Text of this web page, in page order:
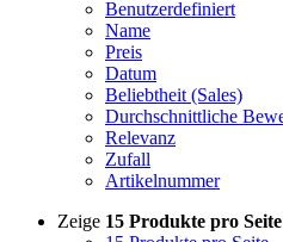
Benutzerdefiniert
Name
Preis
Datum
Beliebtheit (Sales)
Durchschnittliche
Relevanz
Zufall
Artikelnummer
Zeige 15 Produkte pro Seite